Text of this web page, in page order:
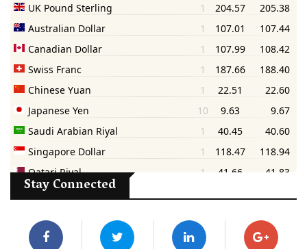
Stay Connected